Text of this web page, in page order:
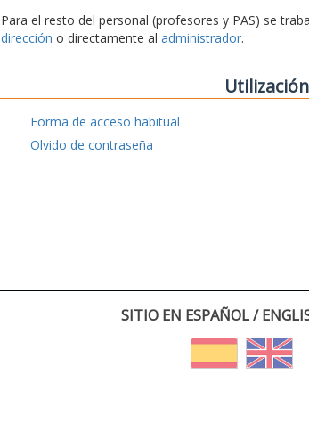
Para el resto del personal (profesores y PAS) se
dirección o directamente al administrador.
Forma de acceso habitual
Olvido de contraseña
SITIO EN ESPAÑOL /